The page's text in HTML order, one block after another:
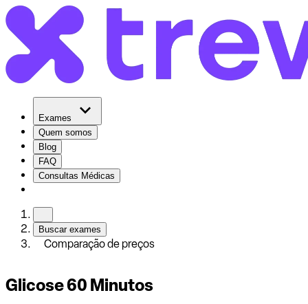
Exames
Quem somos
Blog
FAQ
Consultas Médicas
Buscar exames
Comparação de preços
Glicose 60 Minutos